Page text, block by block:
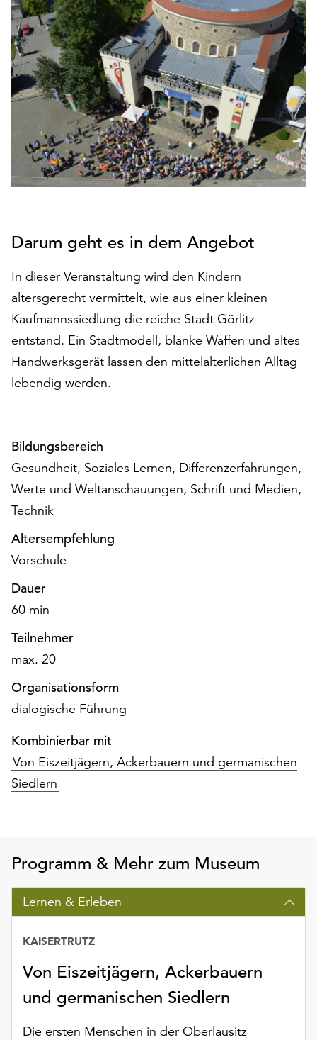
den
Betrieb
der
Seite
notwendig
sind
(funktionale
sowie
solche,
die
lediglich
Statistikzwecken
werden.
Klicken
Sie
„Alle
akzeptieren“,
um
akzeptieren.
Sie
Ihr
Einverständnis
ändern
und
Dafür
steht
am
Ende
Seite
die
„Cookie-
Einstellungen“
zur
Verfügung.
auch
ohne
Ihr
Einverständnis
weiterhin
ausgeführt.
Möchten
Sie
die
verwendeten
Cookies
Darum geht es in dem Angebot
In dieser Veranstaltung wird den Kindern
altersgerecht vermittelt, wie aus einer kleinen
Kaufmannssiedlung die reiche Stadt Görlitz
entstand. Ein Stadtmodell, blanke Waffen und altes
Handwerksgerät lassen den mittelalterlichen Alltag
lebendig werden.
Bildungsbereich
Gesundheit, Soziales Lernen, Differenzerfahrungen,
Werte und Weltanschauungen, Schrift und Medien,
Technik
Altersempfehlung
Vorschule
Dauer
60 min
Teilnehmer
max. 20
Organisationsform
dialogische Führung
Kombinierbar mit
Von Eiszeitjägern, Ackerbauern und germanischen
Siedlern
Programm & Mehr zum Museum
Lernen & Erleben
Von Eiszeitjägern, Ackerbauern
und germanischen Siedlern
KAISERTRUTZ
Die ersten Menschen in der Oberlausitz